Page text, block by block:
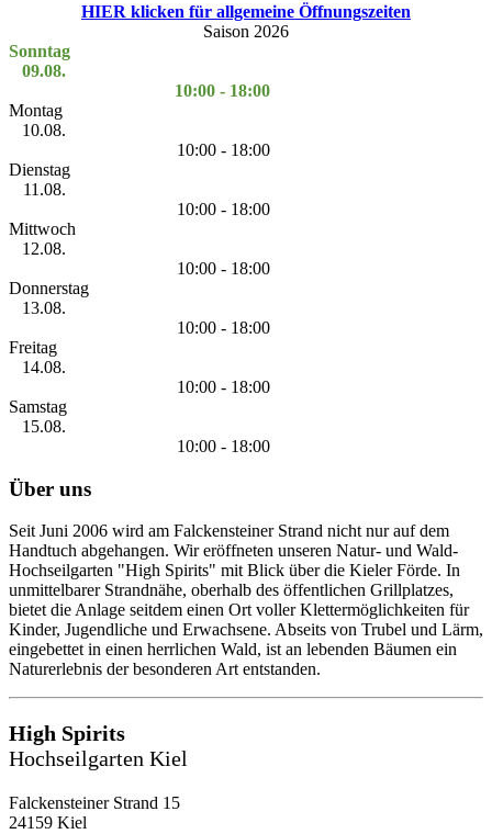
HIER klicken für allgemeine Öffnungszeiten
Saison 2026
Sonntag
09.08.
10:00 - 18:00
Montag
10.08.
10:00 - 18:00
Dienstag
11.08.
10:00 - 18:00
Mittwoch
12.08.
10:00 - 18:00
Donnerstag
13.08.
10:00 - 18:00
Freitag
14.08.
10:00 - 18:00
Samstag
15.08.
10:00 - 18:00
Über uns
Seit Juni 2006 wird am Falckensteiner Strand nicht nur auf dem
Handtuch abgehangen. Wir eröffneten unseren Natur- und Wald-
Hochseilgarten "High Spirits" mit Blick über die Kieler Förde. In
unmittelbarer Strandnähe, oberhalb des öffentlichen Grillplatzes,
bietet die Anlage seitdem einen Ort voller Klettermöglichkeiten für
Kinder, Jugendliche und Erwachsene. Abseits von Trubel und Lärm,
eingebettet in einen herrlichen Wald, ist an lebenden Bäumen ein
Naturerlebnis der besonderen Art entstanden.
High Spirits
Hochseilgarten Kiel
Falckensteiner Strand 15
24159 Kiel